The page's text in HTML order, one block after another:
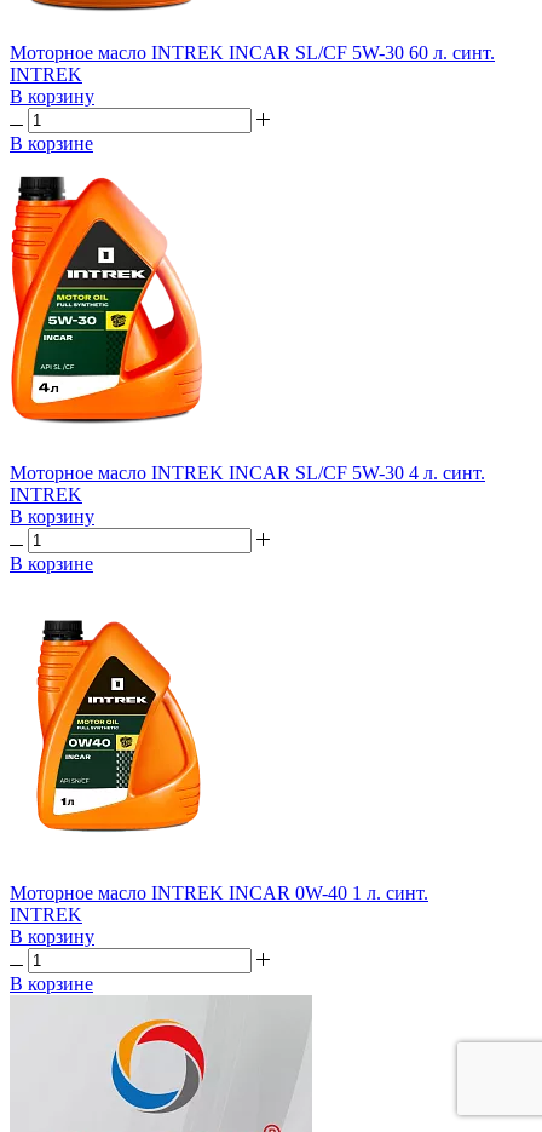
Моторное масло INTREK INCAR SL/CF 5W-30 60 л. синт.
INTREK
В корзину
В корзине
Моторное масло INTREK INCAR SL/CF 5W-30 4 л. синт.
INTREK
В корзину
В корзине
Моторное масло INTREK INCAR 0W-40 1 л. синт.
INTREK
В корзину
В корзине